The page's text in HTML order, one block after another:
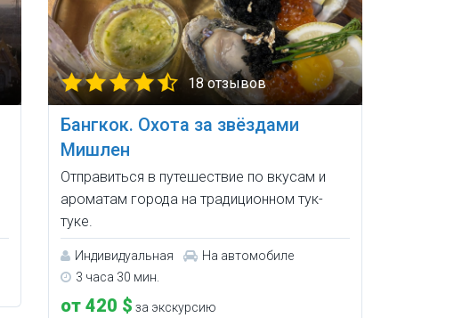
18 отзывов
Бангкок. Охота за звёздами
Мишлен
Отправиться в путешествие по вкусам и
ароматам города на традиционном тук-
туке.
Индивидуальная
На автомобиле
3 часа 30 мин.
от 420 $ за экскурсию